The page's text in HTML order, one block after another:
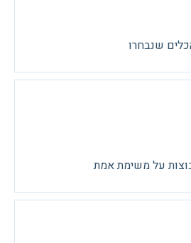
על משימת אמת